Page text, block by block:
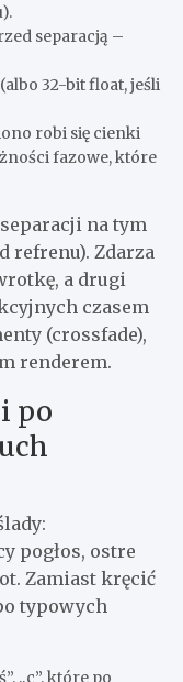
separacją –
(albo 32-bit float, jeśli
robi się cienki
fazowe, które
na tym
refrenu). Zdarza
a drugi
czasem
(crossfade),
renderem.
po
pogłos, ostre
Zamiast kręcić
typowych
„c”, które po